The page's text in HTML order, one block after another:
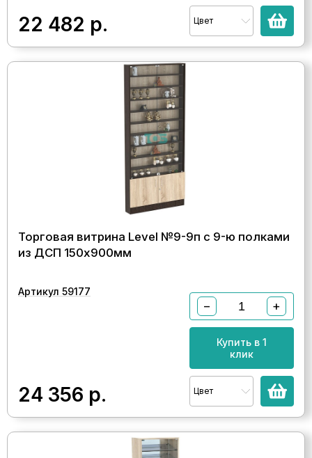
22 482 р. Цвет
Торговая витрина Level №9-9п с 9-ю полками
из ДСП 150х900мм
Артикул 59177
24 356 р.
− +
Купить в 1
клик
Цвет